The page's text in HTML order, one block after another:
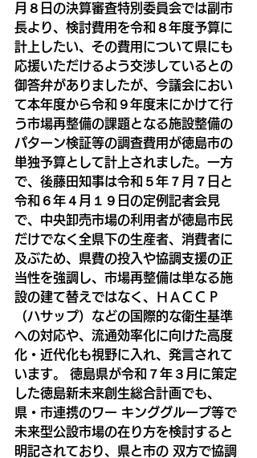
月８日の決算審査特別委員会では副市
長より、検討費用を令和８年度予算に
計上したい、その費用について県にも
応援いただけるよう交渉しているとの
御答弁がありましたが、今議会におい
て本年度から令和９年度末にかけて行
う市場再整備の課題となる施設整備の
パターン検証等の調査費用が徳島市の
単独予算として計上されました。一方
で、後藤田知事は令和５年７月７日と
令和６年４月１９日の定例記者会見
で、中央卸売市場の利用者が徳島市民
だけでなく全県下の生産者、消費者に
及ぶため、県費の投入や協調支援の正
当性を強調し、市場再整備は単なる施
設の建て替えではなく、ＨＡＣＣＰ
（ハサップ）などの国際的な衛生基準
への対応や、流通効率化に向けた高度
化・近代化も視野に入れ、発言されて
います。 徳島県が令和７年３月に策定
した徳島新未来創生総合計画でも、
県・市連携のワー キンググループ等で
未来型公設市場の在り方を検討すると
明記されており、県と市の 双方で協調